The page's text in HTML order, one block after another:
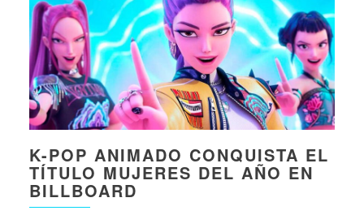
K-POP ANIMADO CONQUISTA EL
TÍTULO MUJERES DEL AÑO EN
BILLBOARD